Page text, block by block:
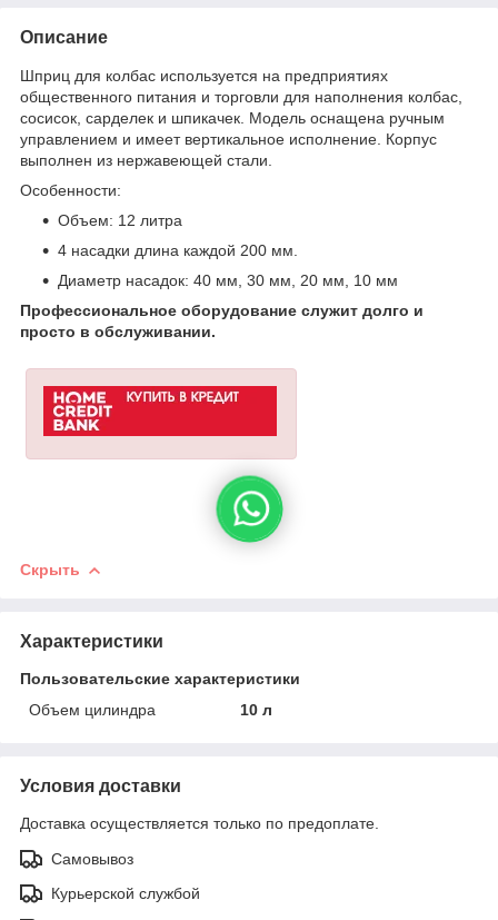
Описание
Шприц для колбас используется на предприятиях
общественного питания и торговли для наполнения колбас,
сосисок, сарделек и шпикачек. Модель оснащена ручным
управлением и имеет вертикальное исполнение. Корпус
выполнен из нержавеющей стали.
Особенности:
Объем: 12 литра
4 насадки длина каждой 200 мм.
Диаметр насадок: 40 мм, 30 мм, 20 мм, 10 мм
Профессиональное оборудование служит долго и
просто в обслуживании.
Скрыть
Характеристики
Пользовательские характеристики
Объем цилиндра
10 л
Условия доставки
Доставка осуществляется только по предоплате.
Самовывоз
Курьерской службой